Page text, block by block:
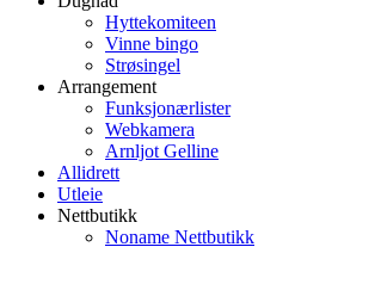
Hyttekomiteen
Vinne bingo
Strøsingel
Arrangement
Funksjonærlister
Webkamera
Arnljot Gelline
Allidrett
Utleie
Nettbutikk
Noname Nettbutikk